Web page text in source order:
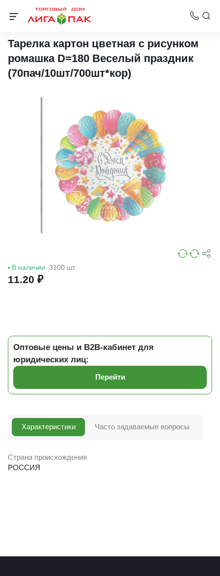
Бумажная посуда для праздников и кейтеринга
Тарелка картон цветная с рисунком
ромашка D=180 Веселый праздник
(70пач/10шт/700шт*кор)
В наличии 3100 шт
11.20 ₽
Оптовые цены и B2B-кабинет для
юридических лиц:
Перейти
Характеристики
Страна происхождения
РОССИЯ
Часто задаваемые вопросы